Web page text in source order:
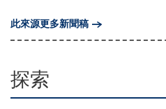
此來源更多新聞稿
探索